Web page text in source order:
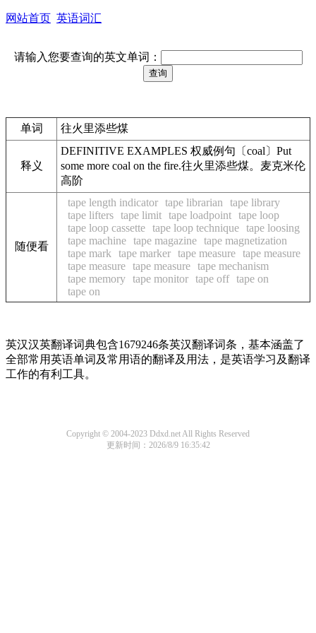
网站首页 英语词汇
请输入您要查询的英文单词：
单词 往火里添些煤
释义
DEFINITIVE EXAMPLES 权威例句〔coal〕Put
some more coal on the fire.往火里添些煤。麦克米伦
高阶
随便看
tape length indicator tape librarian
tape library
tape lifters tape limit tape loadpoint tape loop
tape loop cassette tape loop technique tape loosing
tape machine tape magazine tape magnetization
tape mark
tape marker tape measure tape measure
tape measure tape measure tape mechanism
tape memory tape monitor tape off tape on
tape on
英汉汉英翻译词典包含1679246条英汉翻译词条，基本涵盖了
全部常用英语单词及常用语的翻译及用法，是英语学习及翻译
工作的有利工具。
Copyright © 2004-2023 Ddxd.net All Rights Reserved
更新时间：2026/8/9 16:35:42